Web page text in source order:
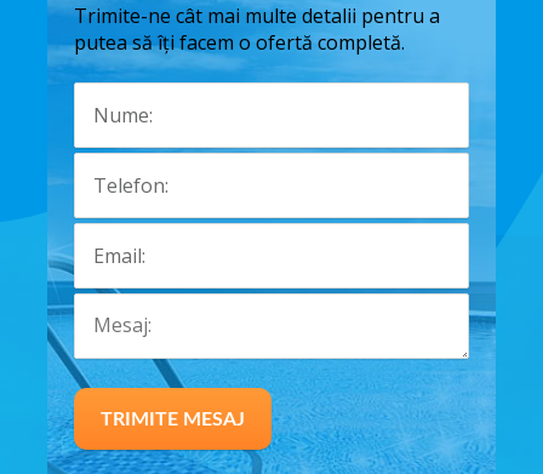
Trimite-ne cât mai multe detalii pentru a
putea să îți facem o ofertă completă.